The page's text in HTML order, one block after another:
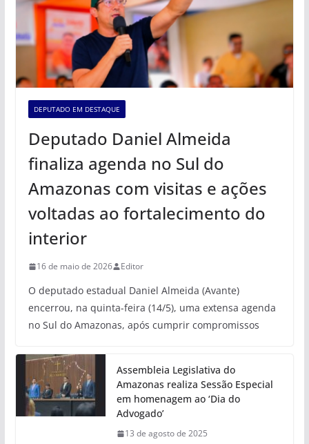
DEPUTADO EM DESTAQUE
Deputado Daniel Almeida
finaliza agenda no Sul do
Amazonas com visitas e ações
voltadas ao fortalecimento do
interior
16 de maio de 2026 Editor
O deputado estadual Daniel Almeida (Avante)
encerrou, na quinta-feira (14/5), uma extensa agenda
no Sul do Amazonas, após cumprir compromissos
Assembleia Legislativa do
Amazonas realiza Sessão Especial
em homenagem ao ‘Dia do
Advogado’
13 de agosto de 2025